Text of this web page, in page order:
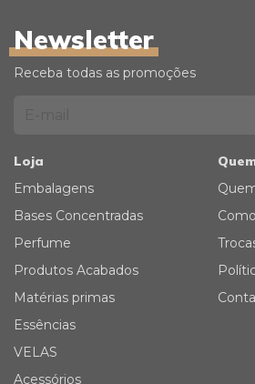
Newsletter
Receba todas as promoções
Loja
Embalagens
Bases Concentradas
Perfume
Produtos Acabados
Matérias primas
Essências
VELAS
Acessórios